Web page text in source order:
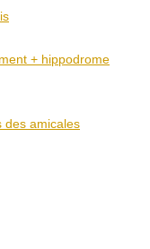
+ hippodrome
des amicales